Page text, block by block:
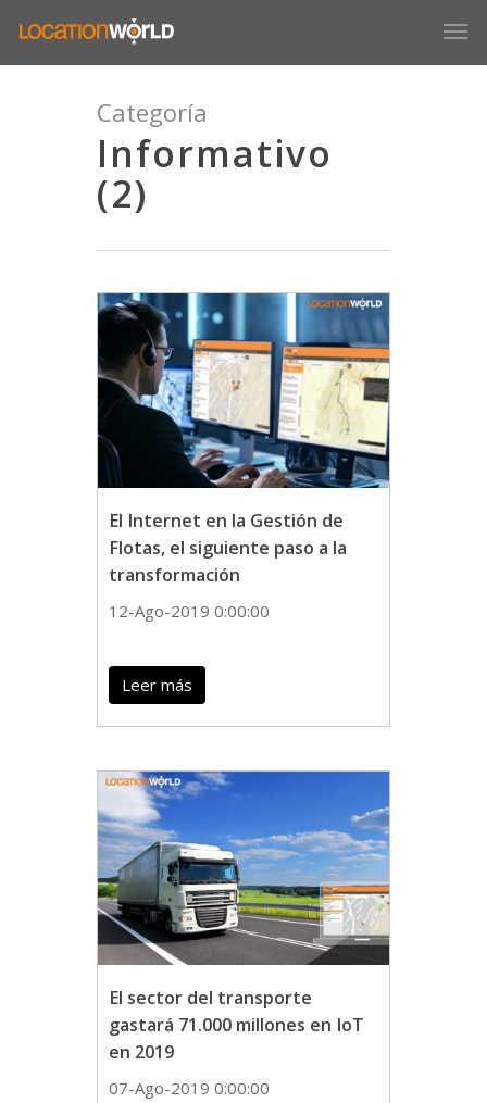
Categoría
Informativo
(2)
El Internet en la Gestión de
Flotas, el siguiente paso a la
transformación
12-Ago-2019 0:00:00
Leer más
El sector del transporte
gastará 71.000 millones en IoT
en 2019
07-Ago-2019 0:00:00